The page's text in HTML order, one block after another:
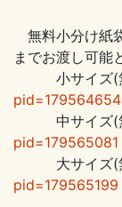
無料小分け紙
までお渡し可
小サイズ(
pid=179564654
中サイズ(
pid=179565081
大サイズ(
pid=179565199